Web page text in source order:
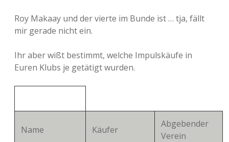
Roy Makaay und der vierte im Bunde ist … tja, fällt
mir gerade nicht ein.
Ihr aber wißt bestimmt, welche Impulskäufe in
Euren Klubs je getätigt wurden.
Name Käufer
Abgebender
Verein